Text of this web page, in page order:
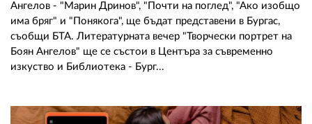
Ангелов - "Марин Дринов", "Почти на поглед", "Ако изобщо
има бряг" и "Понякога", ще бъдат представени в Бургас,
съобщи БТА. Литературната вечер "Творчески портрет на
Боян Ангелов" ще се състои в Центъра за съвременно
изкуство и Библиотека - Бург...